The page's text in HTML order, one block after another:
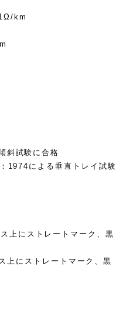
km
試験に合格
による垂直トレイ試験
にストレートマーク、黒
にストレートマーク、黒